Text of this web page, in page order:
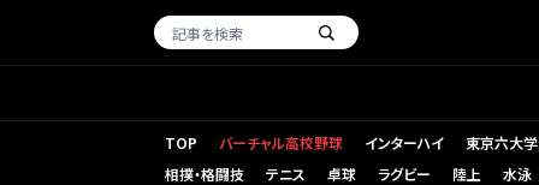
TOP バーチャル高校野球 インターハイ
東京六大
相撲・格闘技
テニス 卓球 ラグビー 陸上 水泳